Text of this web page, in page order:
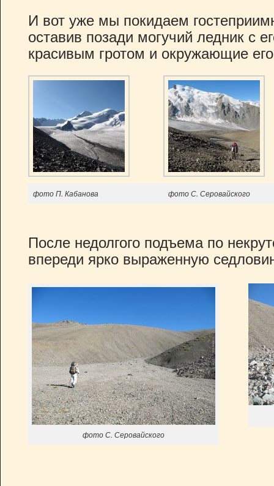
И вот уже мы покидаем
оставив позади могучий ледник с
красивым гротом и окружающие
фото П. Кабанова фото С. Серовайского
После недолгого подъема по
впереди ярко выраженную
фото С. Серовайского